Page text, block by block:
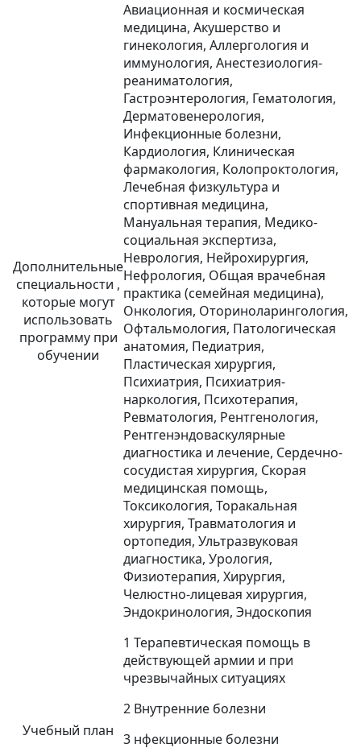
Дополнительные
специальности ,
которые могут
использовать
программу при
обучении
Авиационная и космическая
медицина, Акушерство и
гинекология, Аллергология и
иммунология, Анестезиология-
реаниматология,
Гастроэнтерология, Гематология,
Дерматовенерология,
Инфекционные болезни,
Кардиология, Клиническая
фармакология, Колопроктология,
Лечебная физкультура и
спортивная медицина,
Мануальная терапия, Медико-
социальная экспертиза,
Неврология, Нейрохирургия,
Нефрология, Общая врачебная
практика (семейная медицина),
Онкология, Оториноларингология,
Офтальмология, Патологическая
анатомия, Педиатрия,
Пластическая хирургия,
Психиатрия, Психиатрия-
наркология, Психотерапия,
Ревматология, Рентгенология,
Рентгенэндоваскулярные
диагностика и лечение, Сердечно-
сосудистая хирургия, Скорая
медицинская помощь,
Токсикология, Торакальная
хирургия, Травматология и
ортопедия, Ультразвуковая
диагностика, Урология,
Физиотерапия, Хирургия,
Челюстно-лицевая хирургия,
Эндокринология, Эндоскопия
Учебный план
1 Терапевтическая помощь в
действующей армии и при
чрезвычайных ситуациях
2 Внутренние болезни
3 нфекционные болезни